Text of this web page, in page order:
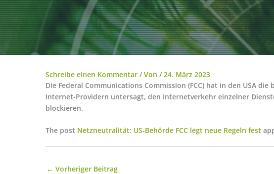
Schreibe einen Kommentar / Von /24. März 2023
Die Federal Communications Commission (FCC) hat in den USA
Internet-Providern untersagt, den Internetverkehr einzelner
blockieren.
The post Netzneutralität: US‑Behörde FCC legt neue Regeln fest
← Vorheriger Beitrag